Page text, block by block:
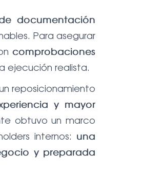
documentación
Para asegurar
comprobaciones
ejecución realista.
reposicionamiento
y mayor
obtuvo un marco
internos:
una
y preparada